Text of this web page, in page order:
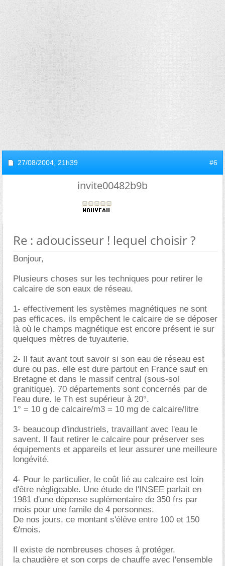
27/08/2004, 21h39 #6
invite00482b9b
Re : adoucisseur ! lequel choisir ?
Bonjour,
Plusieurs choses sur les techniques pour retirer le
calcaire de son eaux de réseau.
1- effectivement les systèmes magnétiques ne sont
pas efficaces. ils empêchent le calcaire de se déposer
là où le champs magnétique est encore présent ie sur
quelques mètres de tuyauterie.
2- Il faut avant tout savoir si son eau de réseau est
dure ou pas. elle est dure partout en France sauf en
Bretagne et dans le massif central (sous-sol
granitique). 70 départements sont concernés par de
l'eau dure. le Th est supérieur à 20°.
1° = 10 g de calcaire/m3 = 10 mg de calcaire/litre
3- beaucoup d'industriels, travaillant avec l'eau le
savent. Il faut retirer le calcaire pour préserver ses
équipements et appareils et leur assurer une meilleure
longévité.
4- Pour le particulier, le coût lié au calcaire est loin
d'être négligeable. Une étude de l'INSEE parlait en
1981 d'une dépense suplémentaire de 350 frs par
mois pour une famile de 4 personnes.
De nos jours, ce montant s'élève entre 100 et 150
/mois.
Il existe de nombreuses choses à protéger.
la chaudière et son corps de chauffe avec l'ensemble